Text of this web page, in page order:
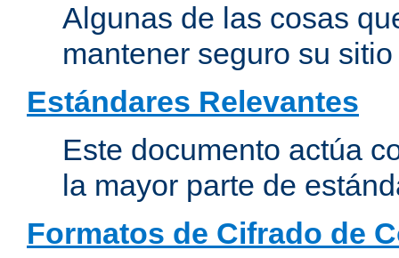
Algunas de las cosas
mantener seguro su
Estándares Relevantes
Este documento actúa
la mayor parte de
Formatos de Cifrado de